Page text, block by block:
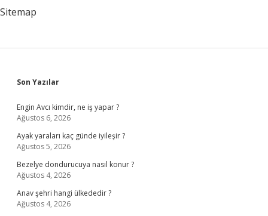
Sitemap
Sidebar
Son Yazılar
Engin Avcı kimdir, ne iş yapar ?
Ağustos 6, 2026
Ayak yaraları kaç günde iyileşir ?
Ağustos 5, 2026
Bezelye dondurucuya nasıl konur ?
Ağustos 4, 2026
Anav şehri hangi ülkededir ?
Ağustos 4, 2026